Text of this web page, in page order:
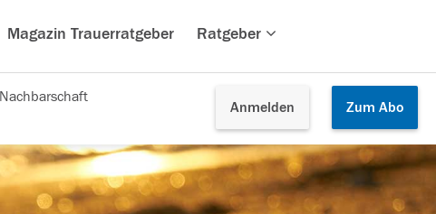
Magazin Trauerratgeber Ratgeber
Anmelden Zum Abo
Nachbarschaft